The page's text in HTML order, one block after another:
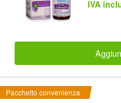
IVA
Pacchetto convenienza